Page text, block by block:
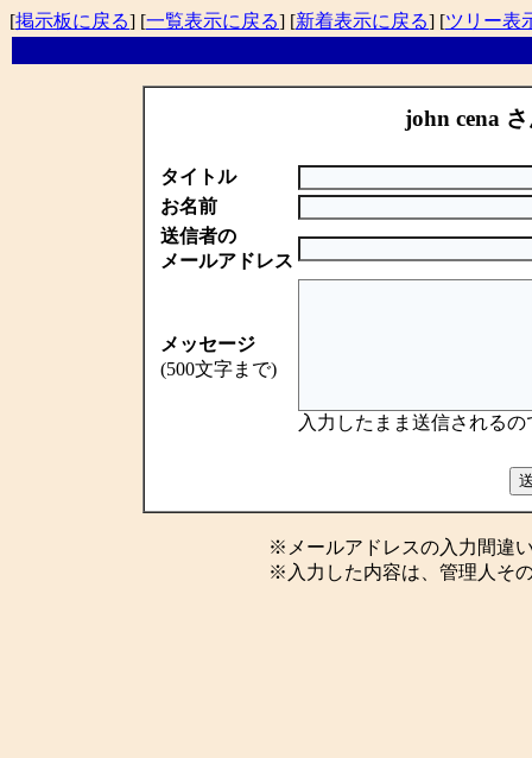
[掲示板に戻る] [一覧表示に戻る] [新着表示に戻る] [ツリー表
john cena
タイトル
お名前
送信者の
メールアドレス
メッセージ
(500文字まで)
入力したまま送信される
※メールアドレスの入力間違
※入力した内容は、管理人そ